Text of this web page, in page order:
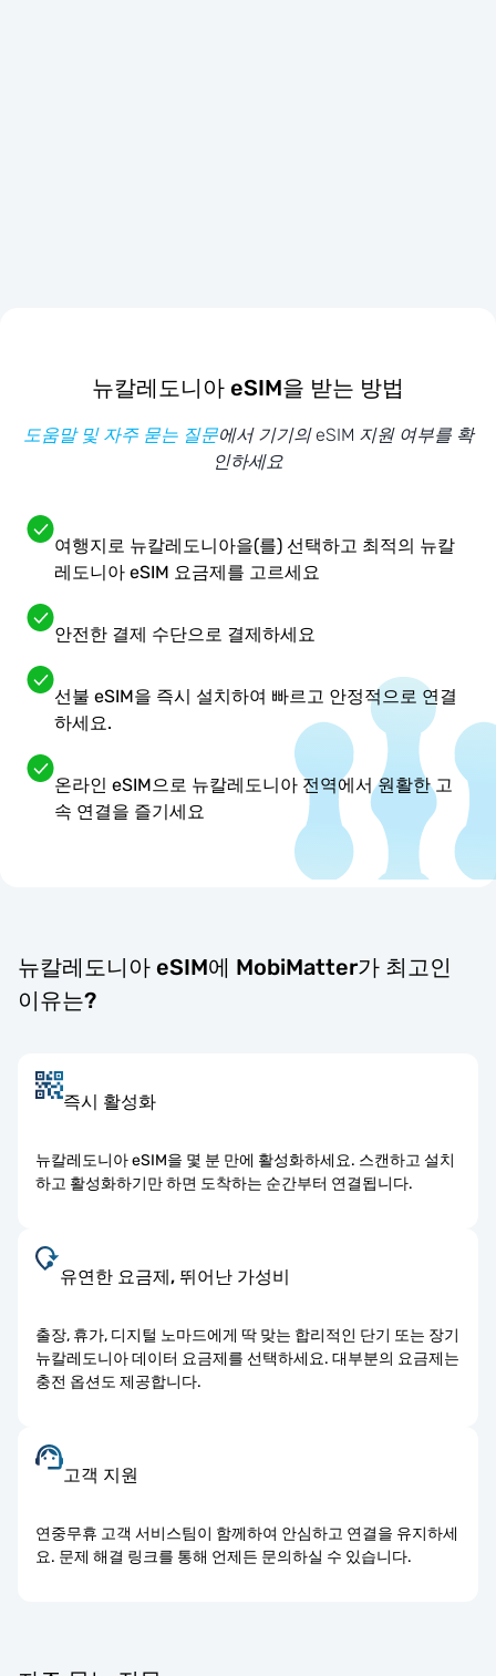
뉴칼레도니아 eSIM을 받는 방법
도움말 및 자주 묻는 질문에서 기기의 eSIM 지원 여부를 확
인하세요
여행지로 뉴칼레도니아을(를) 선택하고 최적의 뉴칼
레도니아 eSIM 요금제를 고르세요
안전한 결제 수단으로 결제하세요
선불 eSIM을 즉시 설치하여 빠르고 안정적으로 연결
하세요.
온라인 eSIM으로 뉴칼레도니아 전역에서 원활한 고
속 연결을 즐기세요
뉴칼레도니아 eSIM에 MobiMatter가 최고인
이유는?
즉시 활성화
뉴칼레도니아 eSIM을 몇 분 만에 활성화하세요. 스캔하고 설치
하고 활성화하기만 하면 도착하는 순간부터 연결됩니다.
유연한 요금제, 뛰어난 가성비
출장, 휴가, 디지털 노마드에게 딱 맞는 합리적인 단기 또는 장기
뉴칼레도니아 데이터 요금제를 선택하세요. 대부분의 요금제는
충전 옵션도 제공합니다.
고객 지원
연중무휴 고객 서비스팀이 함께하여 안심하고 연결을 유지하세
요. 문제 해결 링크를 통해 언제든 문의하실 수 있습니다.